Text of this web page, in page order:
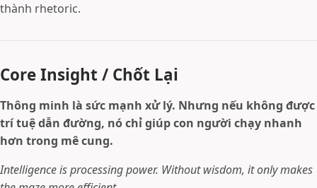
thành rhetoric.
Core Insight / Chốt Lại
Thông minh là sức mạnh xử lý. Nhưng nếu không được
trí tuệ dẫn đường, nó chỉ giúp con người chạy nhanh
hơn trong mê cung.
Intelligence is processing power. Without wisdom, it only makes